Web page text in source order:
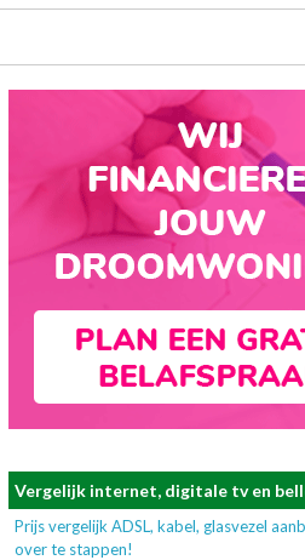
Vergelijk internet, digitale tv en
Prijs vergelijk ADSL, kabel, glasvezel
over te stappen!